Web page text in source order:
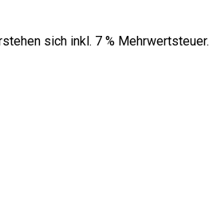
sich inkl. 7 % Mehrwertsteuer.